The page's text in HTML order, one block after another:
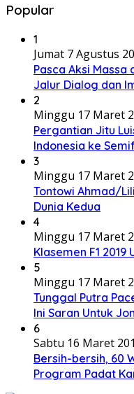
Popular
1
Jumat 7 Agustus
Pasca Aksi Massa
Jalur Dialog dan
2
Minggu 17 Maret
Pergantian Jitu
Indonesia ke
3
Minggu 17 Maret
Tontowi Ahmad/
Dunia Kedua
4
Minggu 17 Maret
Klasemen F1
5
Minggu 17 Maret
Tunggal Putra
Ini Saran Untuk
6
Sabtu 16 Maret
Bersih-bersih, 60
Program Padat